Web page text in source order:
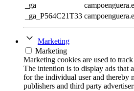
_ga
_ga_P564C21T33
Marketing
Marketing
Marketing cookies are used to
The intention is to display ads that
for the individual user and thereby
publishers and third party